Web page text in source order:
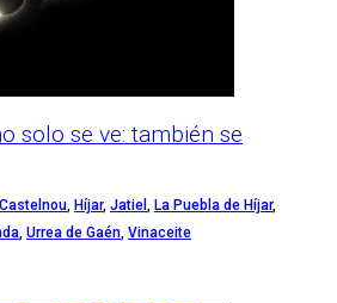
solo se ve: también se
Castelnou, Híjar, Jatiel , La Puebla de Híjar,
, Urrea de Gaén, Vinaceite